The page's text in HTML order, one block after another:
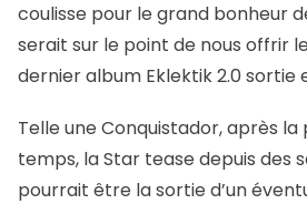
coulisse pour le grand bonheur
serait sur le point de nous offrir
dernier album Eklektik 2.0 sortie
Telle une Conquistador, après la
temps, la Star tease depuis des
pourrait être la sortie d’un